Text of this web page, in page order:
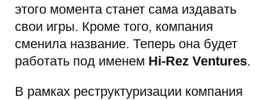
этого момента станет сама издавать
свои игры. Кроме того, компания
сменила название. Теперь она будет
работать под именем Hi-Rez Ventures.
В рамках реструктуризации компания